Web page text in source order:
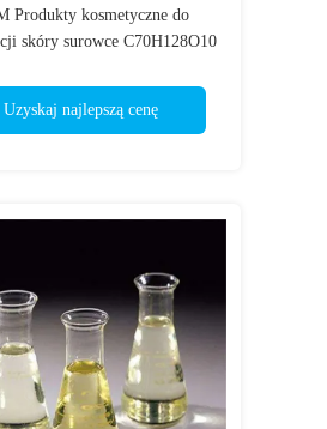
Produkty kosmetyczne do
skóry surowce C70H128O10
Uzyskaj najlepszą cenę